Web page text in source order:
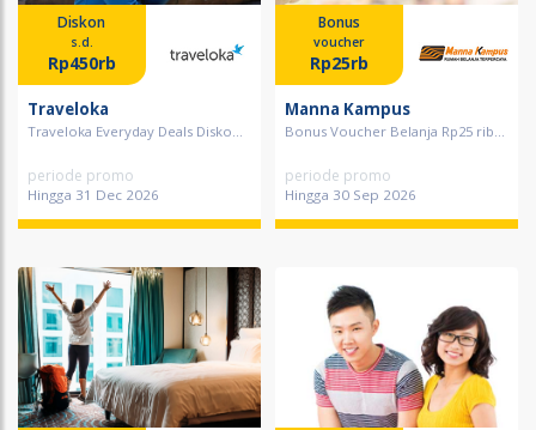
Diskon
s.d.
Rp450rb
Traveloka
Traveloka Everyday Deals Disko...
periode promo
Hingga 31 Dec 2026
Bonus
voucher
Rp25rb
Manna Kampus
Bonus Voucher Belanja Rp25 rib...
periode promo
Hingga 30 Sep 2026